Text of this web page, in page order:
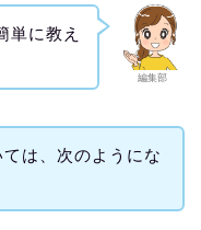
編集部
単に教え
は、次のようにな